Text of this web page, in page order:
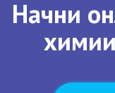
Начни